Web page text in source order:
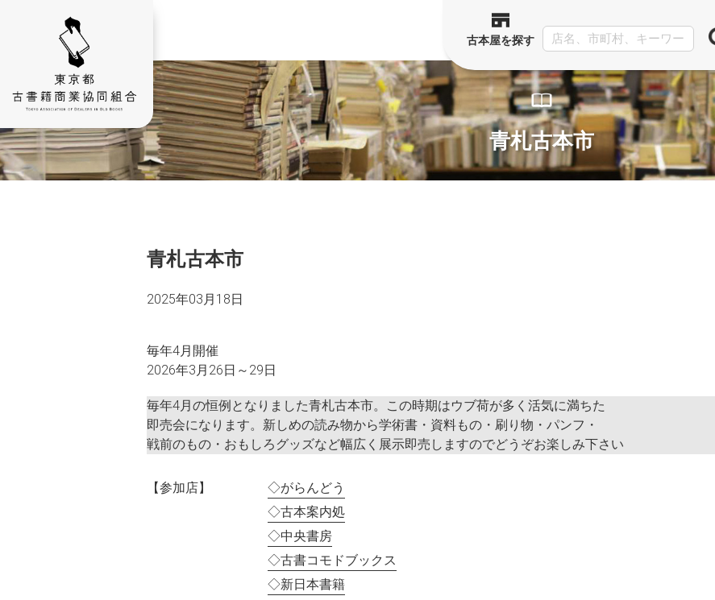
古本屋を探す
青札古本市
青札古本市
2025年03月18日
毎年4月開催
2026年3月26日～29日
毎年4月の恒例となりました青札古本市。この時期はウブ荷が多く活気に満ちた
即売会になります。新しめの読み物から学術書・資料もの・刷り物・パンフ・
戦前のもの・おもしろグッズなど幅広く展示即売しますのでどうぞお楽しみ下さい
【参加店】
◇がらんどう
◇古本案内処
◇中央書房
◇古書コモドブックス
◇新日本書籍